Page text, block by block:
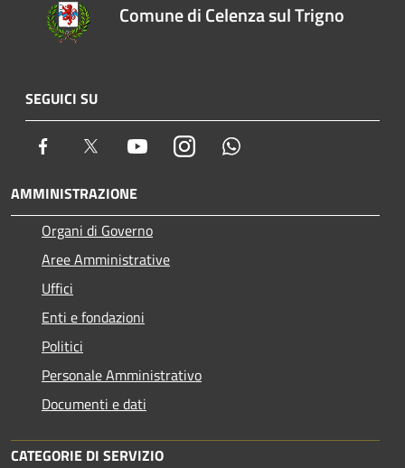
Comune di Celenza sul Trigno
SEGUICI SU
Facebook Twitter YoutubeInstagram
AMMINISTRAZIONE
Organi di Governo
Aree Amministrative
Uffici
Enti e fondazioni
Politici
Personale Amministrativo
Documenti e dati
CATEGORIE DI SERVIZIO